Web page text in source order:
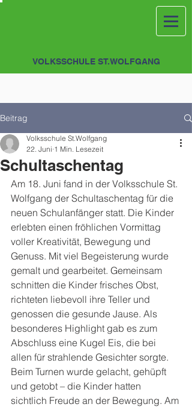
VOLKSSCHULE ST.WOLFGANG
Beitrag
Schultaschentag
Volksschule St.Wolfgang
22. Juni 1 Min. Lesezeit
Am 18. Juni fand in der Volksschule St.
Wolfgang der Schultaschentag für die
neuen Schulanfänger statt. Die Kinder
erlebten einen fröhlichen Vormittag
voller Kreativität, Bewegung und
Genuss. Mit viel Begeisterung wurde
gemalt und gearbeitet. Gemeinsam
schnitten die Kinder frisches Obst,
richteten liebevoll ihre Teller und
genossen die gesunde Jause. Als
besonderes Highlight gab es zum
Abschluss eine Kugel Eis, die bei
allen für strahlende Gesichter sorgte.
Beim Turnen wurde gelacht, gehüpft
und getobt – die Kinder hatten
sichtlich Freude an der Bewegung. Am